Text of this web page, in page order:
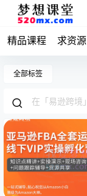
精品课程 求资源
全部标签